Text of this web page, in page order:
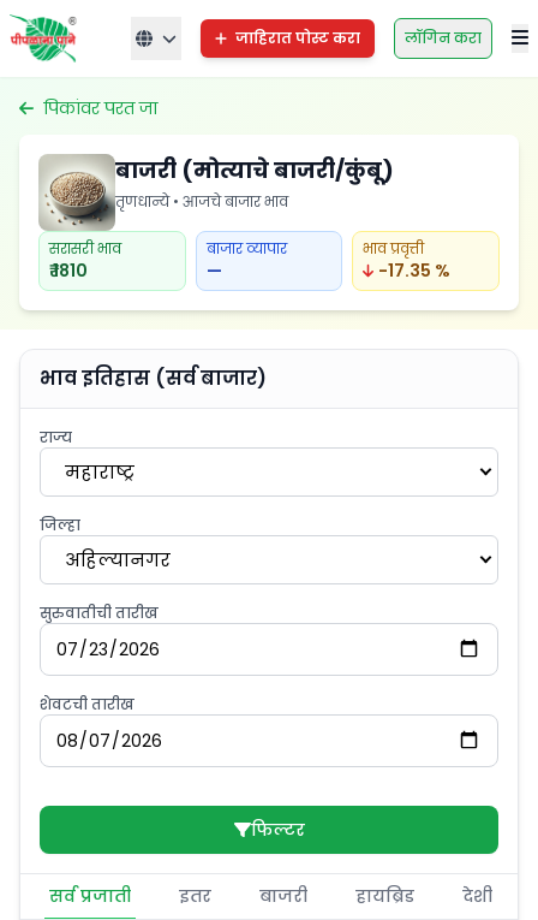
जाहिरात पोस्ट करा लॉगिन करा
पिकांवर परत जा
बाजरी (मोत्याचे बाजरी/कुंबू)
तृणधान्ये • आजचे बाजार भाव
सरासरी भाव
₹ 1810
बाजार व्यापार
—
भाव प्रवृत्ती
-17.35 %
भाव इतिहास (सर्व बाजार)
राज्य
महाराष्ट्र
जिल्हा
अहिल्यानगर
सुरुवातीची तारीख
शेवटची तारीख
फिल्टर
सर्व प्रजाती इतर बाजरी हायब्रिड देशी